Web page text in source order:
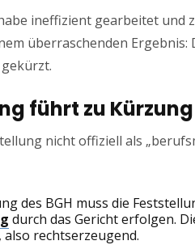
ineffizient gearbeitet und
überraschenden Ergebnis:
führt zu Kürzung
nicht offiziell als
des BGH muss die
durch das Gericht erfolgen.
rechtserzeugend.